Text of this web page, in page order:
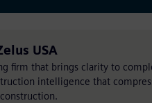
USA
firm that brings clarity to
intelligence that